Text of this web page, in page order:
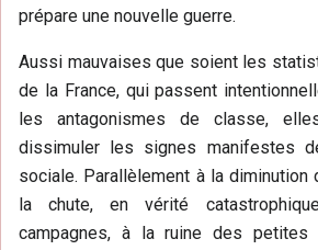
prépare une nouvelle guerre.
Aussi mauvaises que soient les
de la France, qui passent
les antagonismes de classe,
dissimuler les signes manifestes
sociale. Parallèlement à la diminution
la chute, en vérité
campagnes, à la ruine des